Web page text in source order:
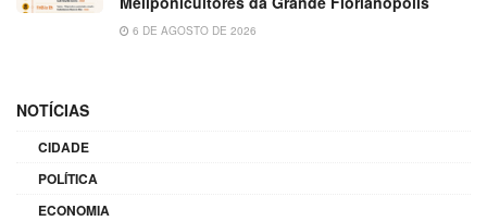
6 DE AGOSTO DE 2026
NOTÍCIAS
CIDADE
POLÍTICA
ECONOMIA